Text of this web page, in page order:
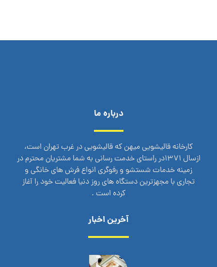
درباره ما
کارخانه قالیشویی میهن که قالیشویی در غرب تهران است،
ازسال 1371در راستای خدمت رسانی به شما مشتریان محترم در
زمینه خدمات شستشو و رفوگری انواع فرش های خانگی و
تجاری با مجهزترین دستگاه های روز دنیا فعالیت خود را آغاز
کرده است .
آخرین اخبار